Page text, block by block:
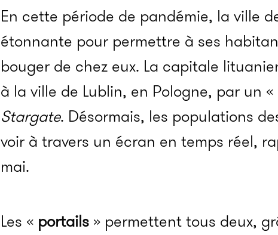
En cette période de pandémie, la ville
étonnante pour permettre à ses
bouger de chez eux. La capitale
à la ville de Lublin, en Pologne, par un
Stargate. Désormais, les populations
voir à travers un écran en temps réel,
mai.
Les « portails » permettent tous deux,